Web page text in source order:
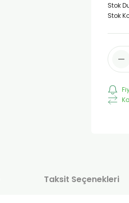
Stok
Stok
Taksit Seçenekleri